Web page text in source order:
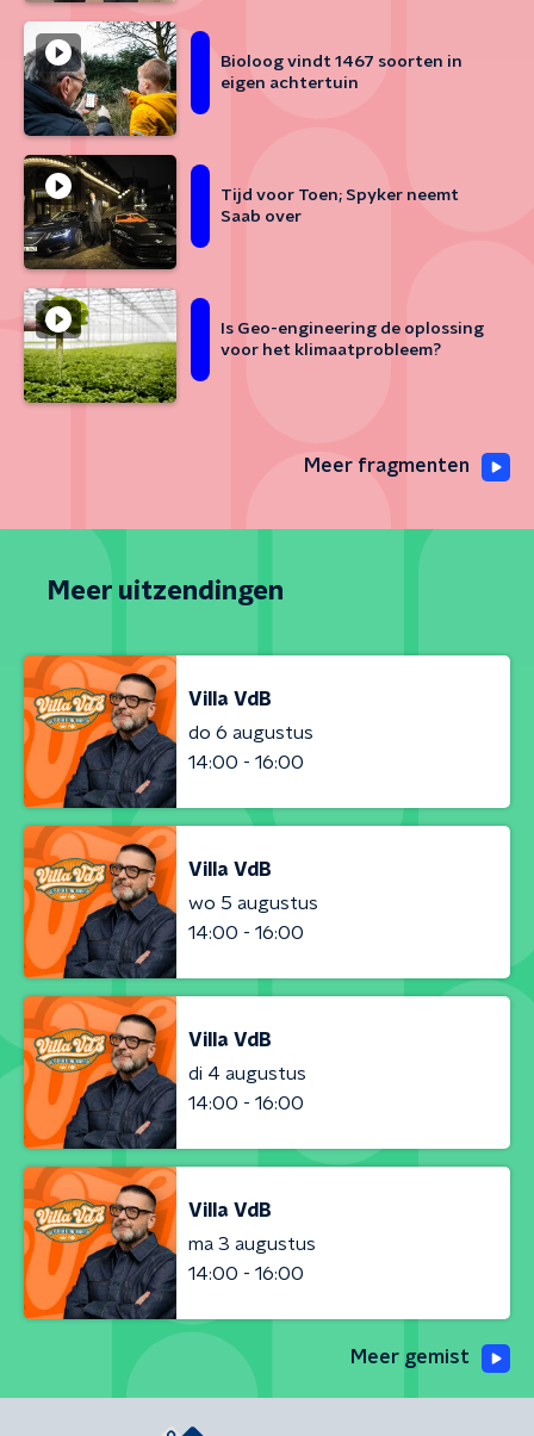
Bioloog vindt 1467 soorten in
eigen achtertuin
Tijd voor Toen; Spyker neemt
Saab over
Is Geo-engineering de oplossing
voor het klimaatprobleem?
Meer fragmenten
Meer uitzendingen
Villa VdB
do 6 augustus
14:00 - 16:00
Villa VdB
wo 5 augustus
14:00 - 16:00
Villa VdB
di 4 augustus
14:00 - 16:00
Villa VdB
ma 3 augustus
14:00 - 16:00
Meer gemist